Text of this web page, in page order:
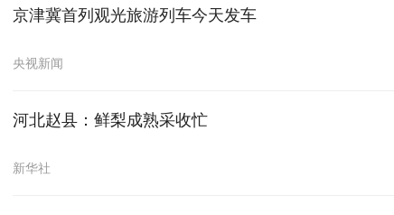
京津冀首列观光旅游列车今天发车
央视新闻
河北赵县：鲜梨成熟采收忙
新华社